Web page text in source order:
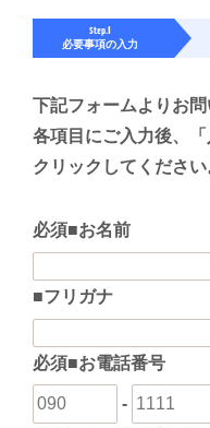
Step.1
必要事項の入力
下記フォームよりお問
各項目にご入力後、
クリックしてください
必須■お名前
■フリガナ
必須■お電話番号
-